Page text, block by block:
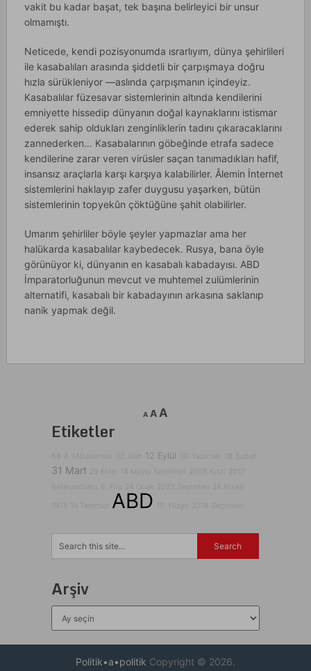
vakit bu kadar başat, tek başına belirleyici bir unsur
olmamıştı.
Neticede, kendi pozisyonumda ısrarlıyım, dünya şehirlileri
ile kasabalıları arasında şiddetli bir çarpışmaya doğru
hızla sürükleniyor —aslında çarpışmanın içindeyiz.
Kasabalılar füzesavar sistemlerinin altında kendilerini
emniyette hissedip dünyanın doğal kaynaklarını istismar
ederek sahip oldukları zenginliklerin tadını çıkaracaklarını
zannederken… Kasabalarının göbeğinde etrafa sadece
kendilerine zarar veren virüsler saçan tanımadıkları hafif,
insansız araçlarla karşı karşıya kalabilirler. Âlemin İnternet
sistemlerini haklayıp zafer duygusu yaşarken, bütün
sistemlerinin topyekûn çöktüğüne şahit olabilirler.
Umarım şehirliler böyle şeyler yapmazlar ama her
halükarda kasabalılar kaybedecek. Rusya, bana öyle
görünüyor ki, dünyanın en kasabalı kabadayısı. ABD
İmparatorluğunun mevcut ve muhtemel zulümlerinin
alternatifi, kasabalı bir kabadayının arkasına saklanıp
nanik yapmak değil.
A AA
Etiketler
12 Eylül
31 Mart
ABD
Arşiv
Politik•a•politik Copyright © 2026.